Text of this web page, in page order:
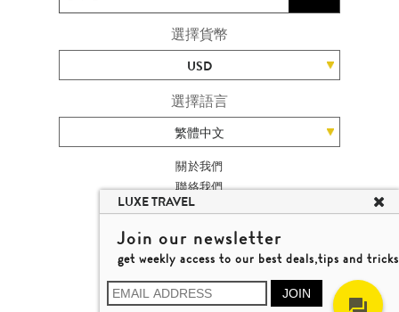
選擇貨幣
USD
選擇語言
繁體中文
關於我們
聯絡我們
加入我們
旅遊網站地圖
楊廸深品味遊
© 2026 品味遊有限公司
牌照號碼 353662
LUXE TRAVEL
Join our newsletter
get weekly access to our best deals,tips and tricks
JOIN